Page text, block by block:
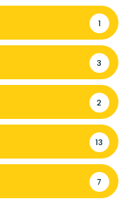
1
3
2
13
7